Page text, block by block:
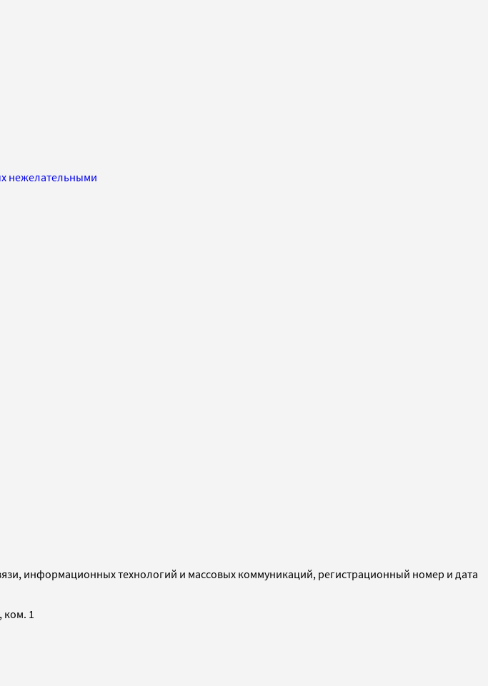
нежелательными
информационных технологий и массовых коммуникаций, регистрационный номер и дата
ком. 1